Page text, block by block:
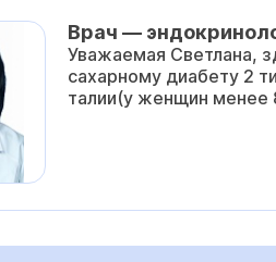
Врач —
Уважаемая Светлана,
сахарному диабету 2
талии(у женщин менее